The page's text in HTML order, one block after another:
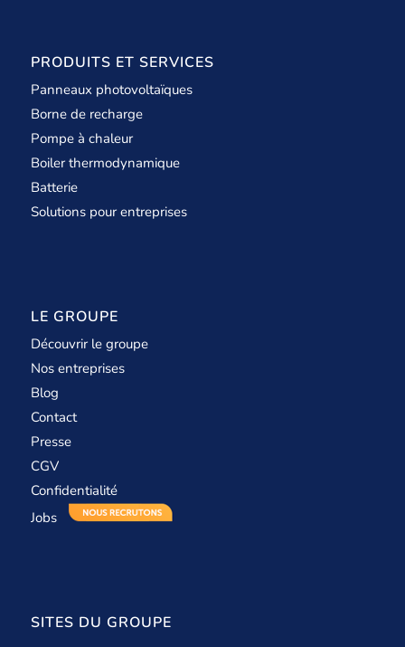
PRODUITS ET SERVICES
Panneaux photovoltaïques
Borne de recharge
Pompe à chaleur
Boiler thermodynamique
Batterie
Solutions pour entreprises
LE GROUPE
Découvrir le groupe
Nos entreprises
Blog
Contact
Presse
CGV
Confidentialité
Jobs
SITES DU GROUPE